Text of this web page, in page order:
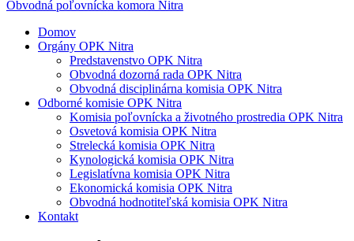
Obvodná poľovnícka komora Nitra
Domov
Orgány OPK Nitra
Predstavenstvo OPK N​itra
​Obvodná d​ozorná rada OPK Nitra
Obvodná disciplinárna komisia OPK Nitra
Odborné komisie OPK Nitra
Komisia poľovnícka a životného prostredia OPK Nitra
Osvetová komisia OPK Nitra
Strelecká komisia OPK Nitra
Kynologická komisia OPK Nitra
Legislatívna komisia OPK Nitra
Ekonomická komisia OPK Nitra
Obvodná hodnotiteľská komisia OPK Nitra
Kontakt